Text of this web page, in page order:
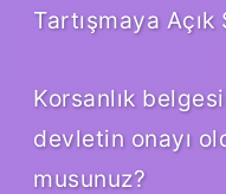
Tartışmaya Açık
Korsanlık
devletin onayı
musunuz?